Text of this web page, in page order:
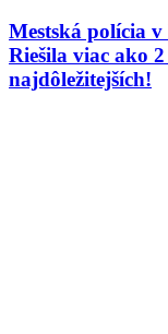
Mestská polícia
Riešila viac ako
najdôležitejších!